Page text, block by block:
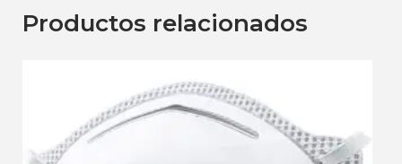
Productos relacionados